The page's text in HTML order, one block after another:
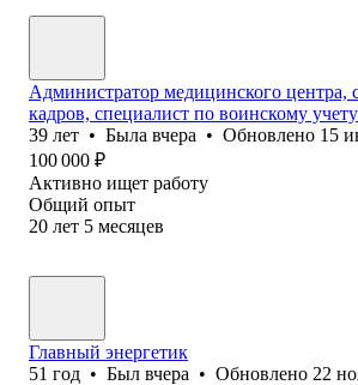
Администратор медицинского центра,
кадров, специалист по воинскому учету
39 лет • Была вчера • Обновлено 15
100 000 ₽
Активно ищет работу
Общий опыт
20 лет 5 месяцев
Главный энергетик
51 год • Был вчера • Обновлено 22